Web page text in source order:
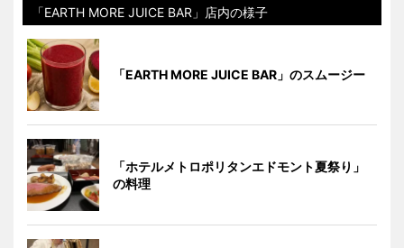
「EARTH MORE JUICE BAR」店内の様子
「EARTH MORE JUICE BAR」のスムージー
「ホテルメトロポリタンエドモント夏祭り」
の料理